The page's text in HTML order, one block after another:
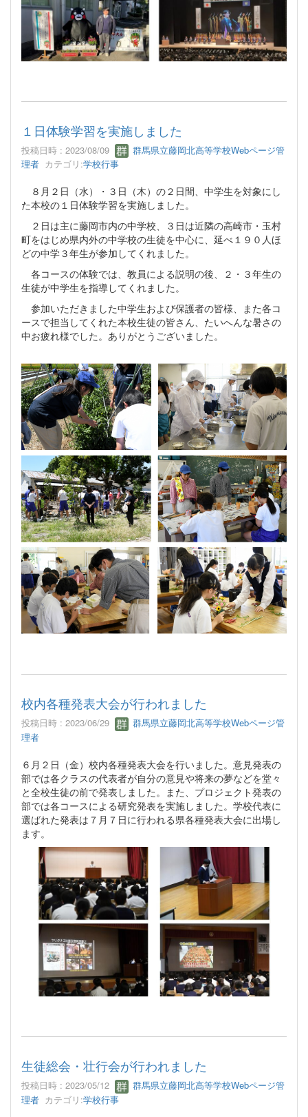
１日体験学習を実施しました
投稿日時 : 2023/08/09
群馬県立藤岡北高等学校Webページ管
理者 カテゴリ:学校行事
８月２日（水）・３日（木）の２日間、中学生を対象にし
た本校の１日体験学習を実施しました。
２日は主に藤岡市内の中学校、３日は近隣の高崎市・玉村
町をはじめ県内外の中学校の生徒を中心に、延べ１９０人ほ
どの中学３年生が参加してくれました。
各コースの体験では、教員による説明の後、２・３年生の
生徒が中学生を指導してくれました。
参加いただきました中学生および保護者の皆様、また各コ
ースで担当してくれた本校生徒の皆さん、たいへんな暑さの
中お疲れ様でした。ありがとうございました。
校内各種発表大会が行われました
投稿日時 : 2023/06/29
群馬県立藤岡北高等学校Webページ管
理者
６月２日（金）校内各種発表大会を行いました。意見発表の
部では各クラスの代表者が自分の意見や将来の夢などを堂々
と全校生徒の前で発表しました。また、プロジェクト発表の
部では各コースによる研究発表を実施しました。学校代表に
選ばれた発表は７月７日に行われる県各種発表大会に出場し
ます。
生徒総会・壮行会が行われました
投稿日時 : 2023/05/12
群馬県立藤岡北高等学校Webページ管
理者 カテゴリ:学校行事